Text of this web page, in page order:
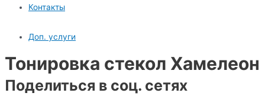
Контакты
Доп. услуги
Тонировка стекол Хамелеон
Поделиться в соц. сетях